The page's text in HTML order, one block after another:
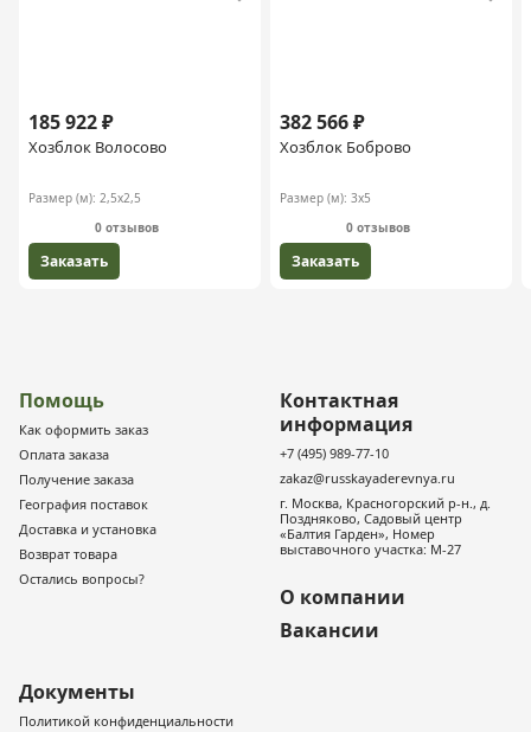
185 922 ₽
Хозблок Волосово
Размер (м): 2,5х2,5
0 отзывов
Заказать
382 566 ₽
Хозблок Боброво
Размер (м): 3х5
0 отзывов
Заказать
Помощь
Как оформить заказ
Оплата заказа
Получение заказа
География поставок
Доставка и установка
Возврат товара
Остались вопросы?
Контактная
информация
+7 (495) 989-77-10
zakaz@russkayaderevnya.ru
г. Москва, Красногорский р-н., д.
Поздняково, Садовый центр
«Балтия Гарден», Номер
выставочного участка: М-27
О компании
Вакансии
Документы
Политикой конфиденциальности